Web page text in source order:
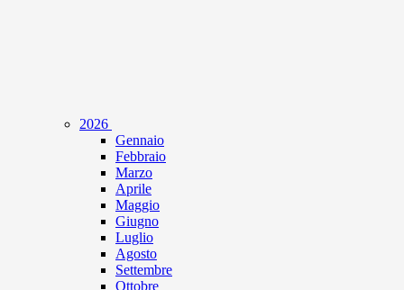
2026
Gennaio
Febbraio
Marzo
Aprile
Maggio
Giugno
Luglio
Agosto
Settembre
Ottobre